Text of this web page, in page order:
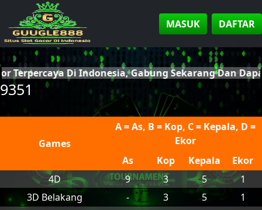
MASUK DAFTAR
Di Indonesia, Gabung Sekarang Dan
9351
Games
A = As, B = Kop, C = Kepala, D =
Ekor
As
Kop Kepala
Ekor
4D
9 3 5
1
3D Belakang
- 3 5
1